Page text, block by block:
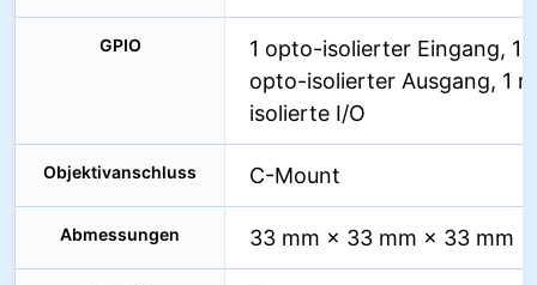
GPIO
1 opto-isolierter Eingang, 1
opto-isolierter Ausgang, 1
isolierte I/O
Objektivanschluss C-Mount
Abmessungen 33 mm × 33 mm × 33 mm